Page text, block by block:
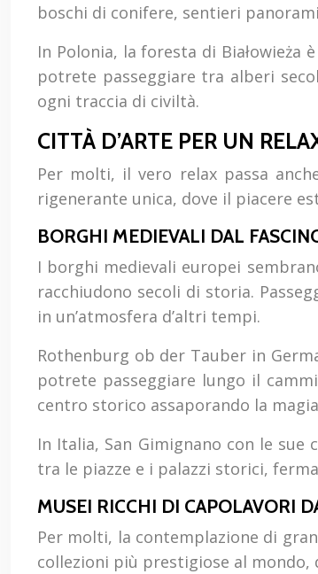
boschi di conifere, sentieri
In Polonia, la foresta di
potrete passeggiare tra alberi
ogni traccia di civiltà.
CITTÀ D’ARTE PER UN
Per molti, il vero relax passa
rigenerante unica, dove il piacere
BORGHI MEDIEVALI DAL
I borghi medievali europei
racchiudono secoli di storia.
in un’atmosfera d’altri tempi.
Rothenburg ob der Tauber in
potrete passeggiare lungo il
centro storico assaporando la
In Italia, San Gimignano con le
tra le piazze e i palazzi storici,
MUSEI RICCHI DI CAPOLAVORI
Per molti, la contemplazione di
collezioni più prestigiose al mondo,